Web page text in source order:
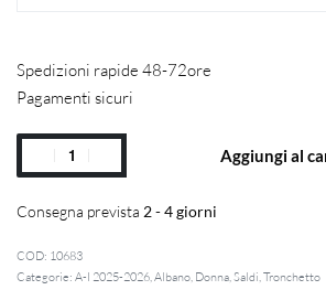
Spedizioni rapide 48-72ore
Pagamenti sicuri
Aggiungi al
Consegna prevista 2 - 4 giorni
10683
Categorie: A-I 2025-2026,Albano, Donna,Saldi,Tronchetto